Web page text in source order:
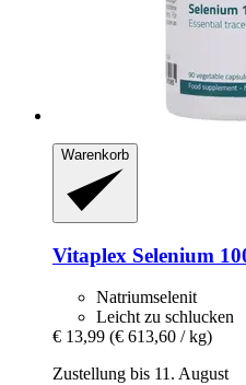
Warenkorb
Vitaplex Selenium
Natriumselenit
Leicht zu schlucken
€ 13,99 (€ 613,60 / kg)
Zustellung bis 11. August